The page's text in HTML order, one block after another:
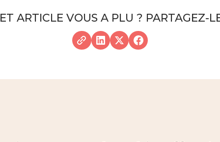
ARTICLE VOUS A PLU ? PARTAGEZ-